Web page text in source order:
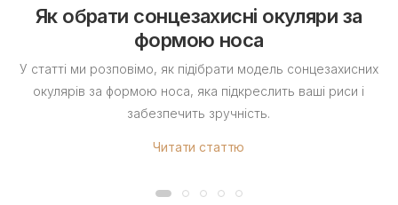
Як обрати сонцезахисні окуляри за
формою носа
У статті ми розповімо, як підібрати модель сонцезахисних
окулярів за формою носа, яка підкреслить ваші риси і
забезпечить зручність.
Читати статтю